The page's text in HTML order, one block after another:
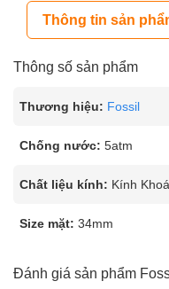
Thông tin sản
Thông số sản phẩm
Thương hiệu: Fossil
Chống nước: 5atm
Chất liệu kính: Kính
Size mặt: 34mm
Đánh giá sản phẩm